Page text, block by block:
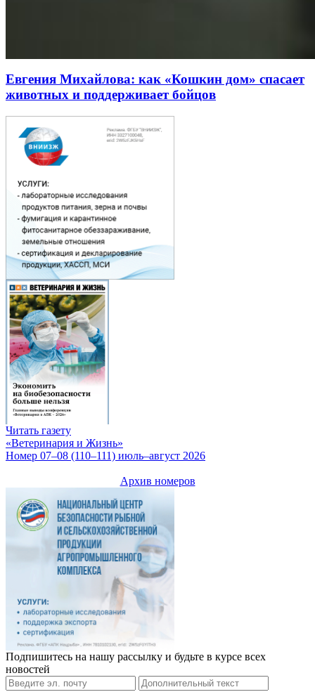
Евгения Михайлова: как «Кошкин дом» спасает
животных и поддерживает бойцов
Читать газету
«Ветеринария и Жизнь»
Номер 07–08 (110–111) июль–август 2026
Архив номеров
Подпишитесь на нашу рассылку и будьте в курсе всех
новостей